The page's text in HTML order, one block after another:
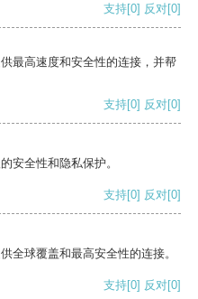
支持[0] 反对[0]
最高速度和安全性的连接，并帮
支持[0] 反对[0]
安全性和隐私保护。
支持[0] 反对[0]
全球覆盖和最高安全性的连接。
支持[0] 反对[0]